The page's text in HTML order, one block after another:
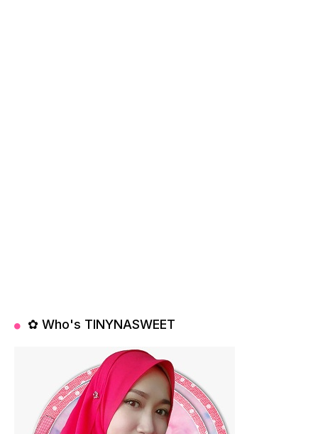
✿ Who's TINYNASWEET